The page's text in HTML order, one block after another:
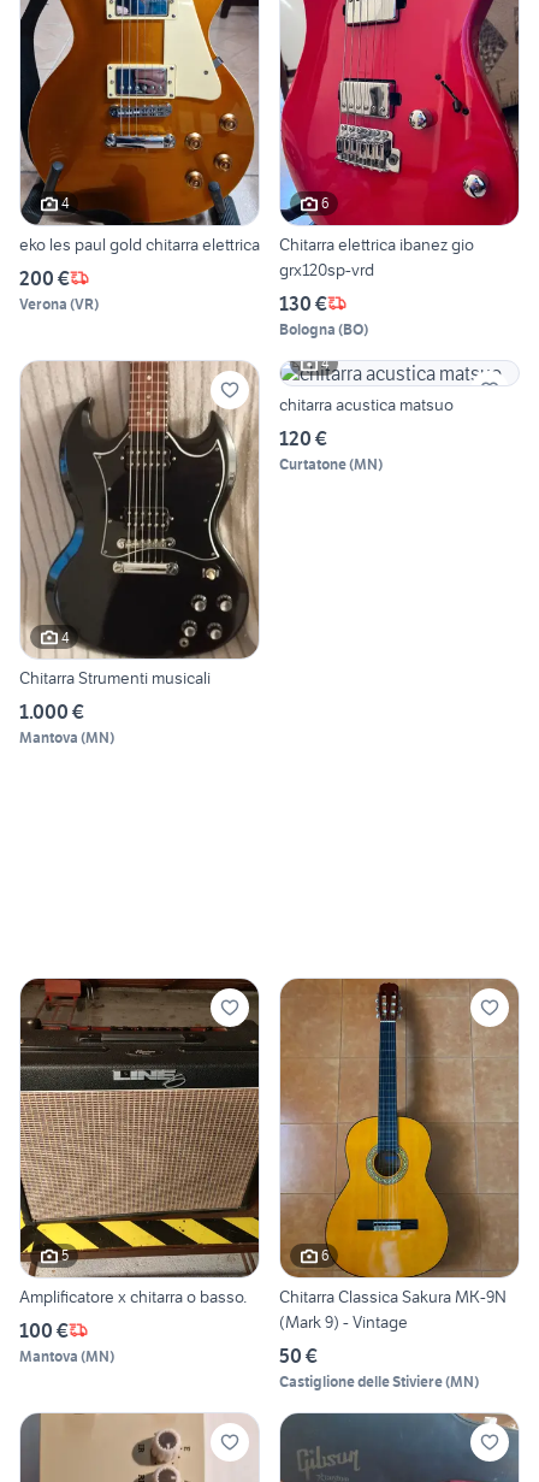
4
eko les paul gold chitarra elettrica
200 €
Verona (VR)
6
Chitarra elettrica ibanez gio
grx120sp-vrd
130 €
Bologna (BO)
4
Chitarra Strumenti musicali
1.000 €
Mantova (MN)
4
chitarra acustica matsuo
120 €
Curtatone(MN)
5
Amplificatore x chitarra o basso.
100 €
Mantova (MN)
6
Chitarra Classica Sakura MK-9N
(Mark 9) - Vintage
50 €
Castiglione delle Stiviere(MN)